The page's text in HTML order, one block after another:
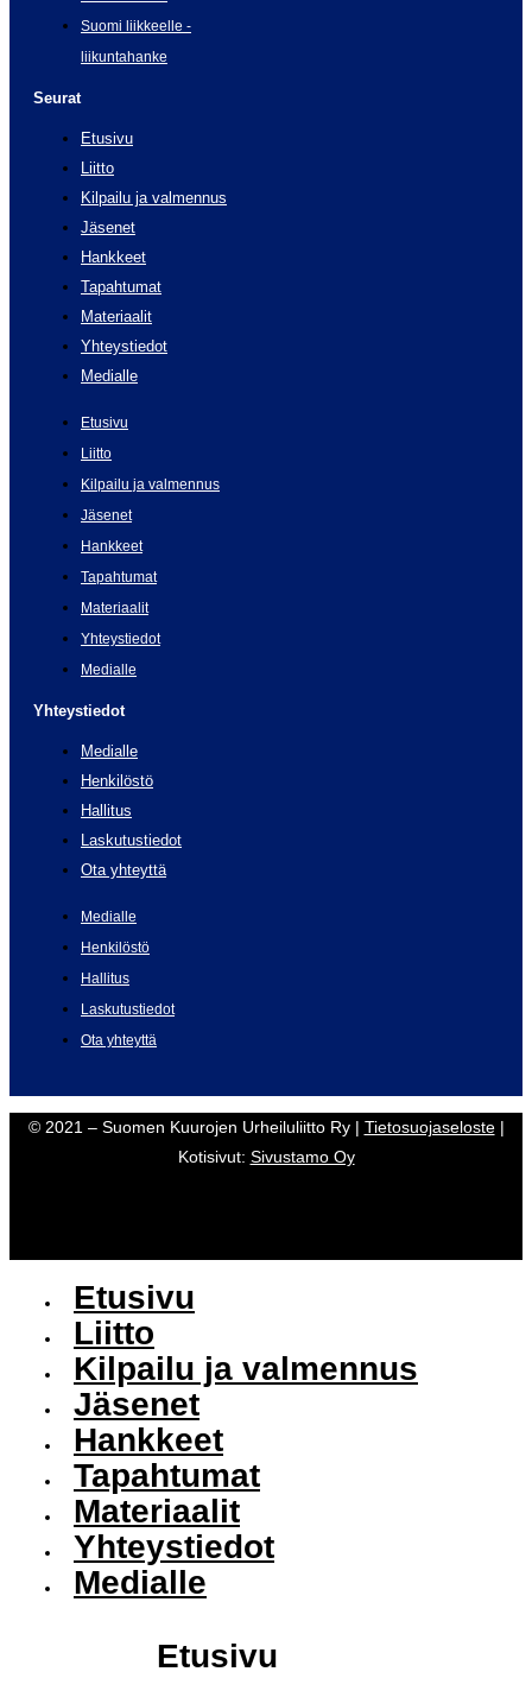
Suomi liikkeelle -
liikuntahanke
Seurat
Etusivu
Liitto
Kilpailu ja valmennus
Jäsenet
Hankkeet
Tapahtumat
Materiaalit
Yhteystiedot
Medialle
Etusivu
Liitto
Kilpailu ja valmennus
Jäsenet
Hankkeet
Tapahtumat
Materiaalit
Yhteystiedot
Medialle
Yhteystiedot
Medialle
Henkilöstö
Hallitus
Laskutustiedot
Ota yhteyttä
Medialle
Henkilöstö
Hallitus
Laskutustiedot
Ota yhteyttä
© 2021 – Suomen Kuurojen Urheiluliitto Ry | Tietosuojaseloste|
Kotisivut: Sivustamo Oy
Etusivu
Liitto
Kilpailu ja valmennus
Jäsenet
Hankkeet
Tapahtumat
Materiaalit
Yhteystiedot
Medialle
Etusivu